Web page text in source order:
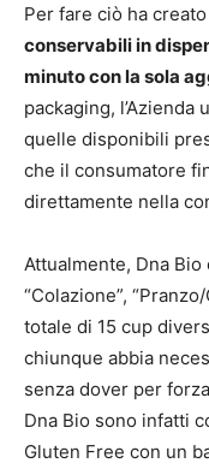
Per fare ciò ha
conservabili in
minuto con la sola
packaging,
quelle disponibili
che il consumatore
direttamente nella
Attualmente, Dna
“Colazione”,
totale di 15 cup
chiunque abbia
senza dover per
Dna Bio sono infatti
Gluten Free con un